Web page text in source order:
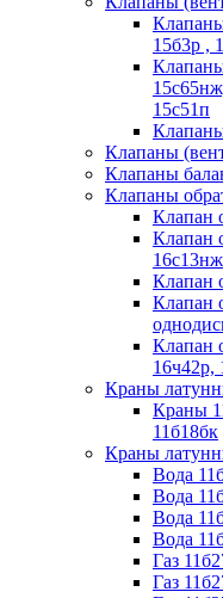
15б3р ,
15с51п
Клапаны
Клапаны
Клапаны
Клапан
Клапан
16с13нж
Клапан
Клапан
Клапан
16ч42р,
Краны
Краны
11б18бк
Краны
Вода
Вода
Вода
Вода
Газ
Газ